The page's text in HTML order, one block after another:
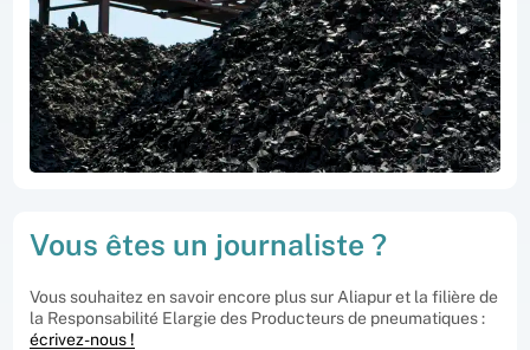
Vous êtes un journaliste ?
Vous souhaitez en savoir encore plus sur Aliapur et la filière de
la Responsabilité Elargie des Producteurs de pneumatiques :
écrivez-nous !